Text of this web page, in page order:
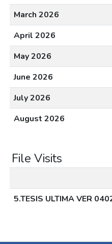
March 2026
April 2026
May 2026
June 2026
July 2026
August 2026
File Visits
5.TESIS ULTIMA VER